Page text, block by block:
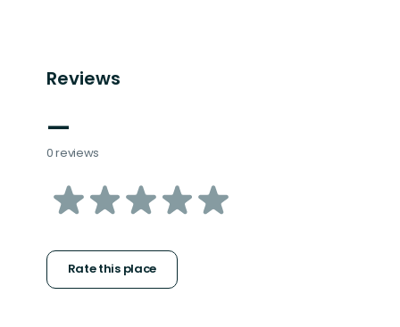
Reviews
—
0 reviews
of
stars
Rate this place